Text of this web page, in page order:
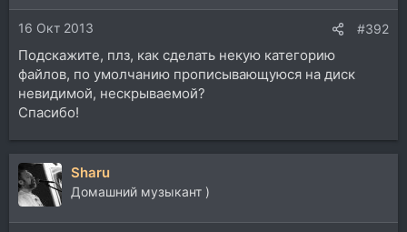
16 Окт 2013 #392
Подскажите, плз, как сделать некую категорию
файлов, по умолчанию прописывающуюся на диск
невидимой, нескрываемой?
Спасибо!
Sharu
Домашний музыкант )